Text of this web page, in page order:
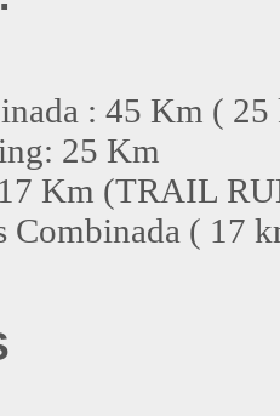
: 45 Km (
25 Km
Km (TRAIL
Combinada ( 17